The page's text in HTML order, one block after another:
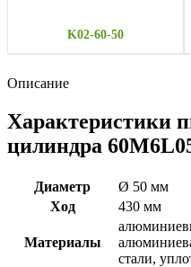
K02-60-50
Описание
Характеристики
цилиндра
Диаметр
Ø 50 мм
Ход
430 мм
Материалы
стали,